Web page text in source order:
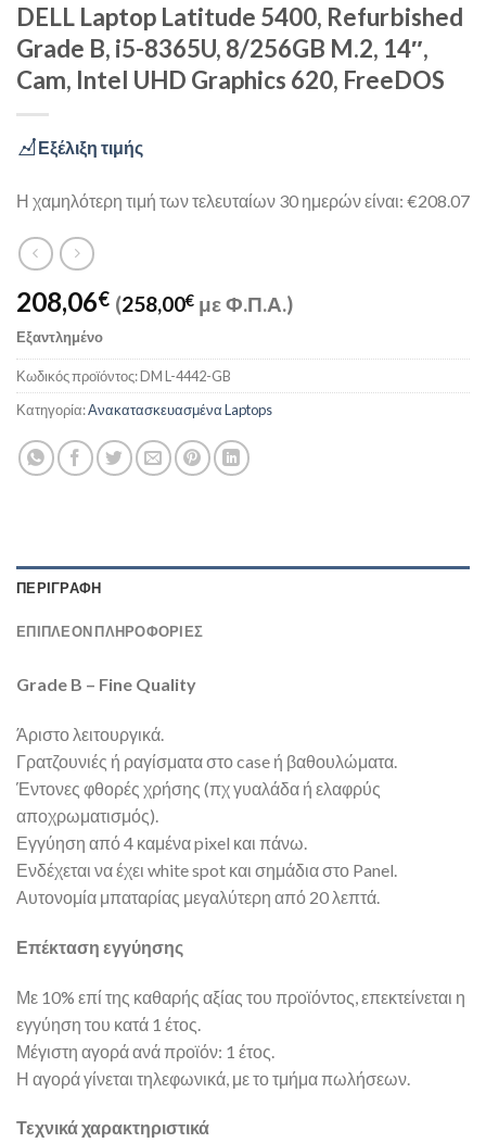
DELL Laptop Latitude 5400, Refurbished
Grade B, i5-8365U, 8/256GB M.2, 14″,
Cam, Intel UHD Graphics 620, FreeDOS
Εξέλιξη τιμής
Η χαμηλότερη τιμή των τελευταίων 30 ημερών είναι: €208.07
208,06€ (258,00€ με Φ.Π.Α.)
Εξαντλημένο
Κωδικός προϊόντος:DM L-4442-GB
Κατηγορία:Ανακατασκευασμένα Laptops
ΠΕΡΙΓΡΑΦΉ
ΕΠΙΠΛΈΟΝ ΠΛΗΡΟΦΟΡΊΕΣ
Grade B – Fine Quality
Άριστο λειτουργικά.
Γρατζουνιές ή ραγίσματα στο case ή βαθουλώματα.
Έντονες φθορές χρήσης (πχ γυαλάδα ή ελαφρύς
αποχρωματισμός).
Εγγύηση από 4 καμένα pixel και πάνω.
Ενδέχεται να έχει white spot και σημάδια στο Panel.
Αυτονομία μπαταρίας μεγαλύτερη από 20 λεπτά.
Επέκταση εγγύησης
Με 10% επί της καθαρής αξίας του προϊόντος, επεκτείνεται η
εγγύηση του κατά 1 έτος.
Μέγιστη αγορά ανά προϊόν: 1 έτος.
Η αγορά γίνεται τηλεφωνικά, με το τμήμα πωλήσεων.
Τεχνικά χαρακτηριστικά